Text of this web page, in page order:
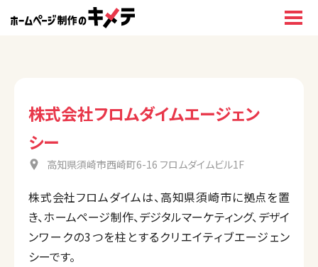
株式会社フロムダイムエージェン
シー
高知県須崎市西崎町6-16 フロムダイムビル1F
株式会社フロムダイムは、高知県須崎市に拠点を置
き、ホームページ制作、デジタルマーケティング、デザイ
ンワークの3つを柱とするクリエイティブエージェン
シーです。